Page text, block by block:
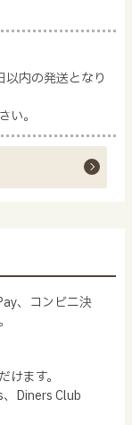
内の発送となり
。
、コンビニ決
ます。
Diners Club